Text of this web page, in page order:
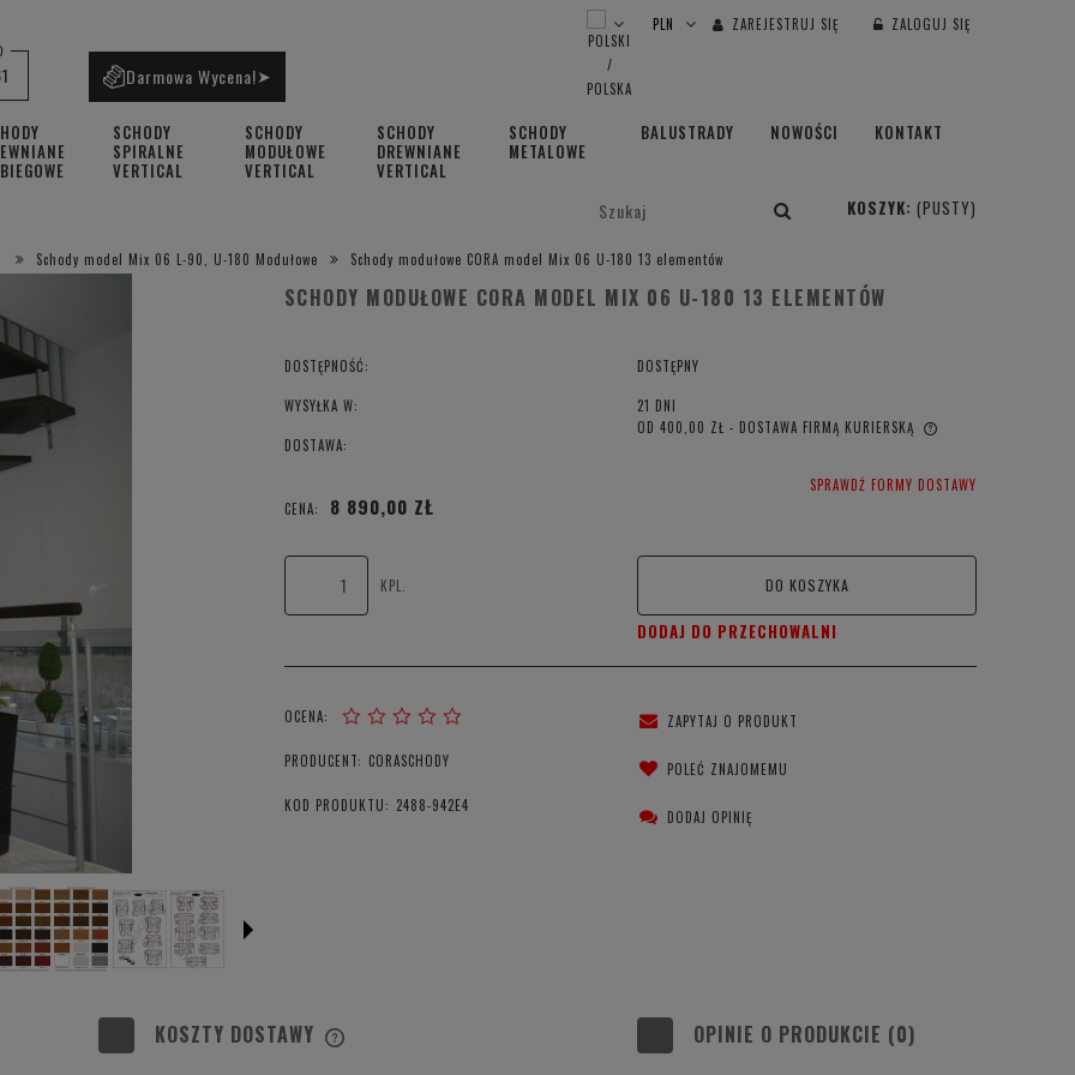
ZAREJESTRUJ SIĘ ZALOGUJ SIĘ
SCHODY
SPIRALNE
VERTICAL
SCHODY
MODUŁOWE
VERTICAL
SCHODY
DREWNIANE
VERTICAL
SCHODY
METALOWE
BALUSTRADY NOWOŚCI KONTAKT
Darmowa Wycena!➤
KOSZYK: (PUSTY)
Schody model Mix 06 L-90, U-180 Modułowe Schody modułowe CORA model Mix 06 U-180 13 elementów
SCHODY MODUŁOWE CORA MODEL MIX 06 U-180 13 ELEMENTÓW
DOSTĘPNOŚĆ: DOSTĘPNY
WYSYŁKA W: 21 DNI
DOSTAWA:
OD 400,00 ZŁ - DOSTAWA FIRMĄ KURIERSKĄ
CENA NIE ZAWIERA EWENTUALNYCHSPRAWDŹ FORMY DOSTAWY
CENA:
8 890,00 ZŁ
KPL. DO KOSZYKA
DODAJ DO PRZECHOWALNI
OCENA:
PRODUCENT: CORASCHODY
KOD PRODUKTU: 2488-942E4
ZAPYTAJ O PRODUKT
POLEĆ ZNAJOMEMU
DODAJ OPINIĘ
KOSZTY DOSTAWY OPINIE O PRODUKCIE (0)